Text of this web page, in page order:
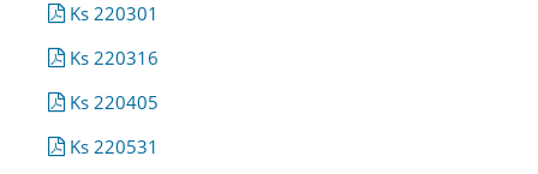
Ks 220301
Ks 220316
Ks 220405
Ks 220531